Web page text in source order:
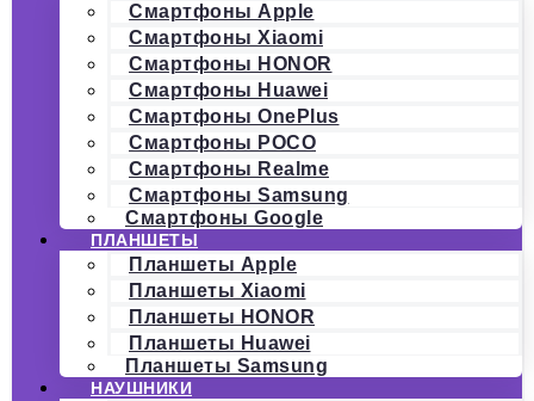
Смартфоны Apple
Смартфоны Xiaomi
Смартфоны HONOR
Смартфоны Huawei
Смартфоны OnePlus
Смартфоны POCO
Смартфоны Realme
Смартфоны Samsung
Смартфоны Google
ПЛАНШЕТЫ
Планшеты Apple
Планшеты Xiaomi
Планшеты HONOR
Планшеты Huawei
Планшеты Samsung
НАУШНИКИ